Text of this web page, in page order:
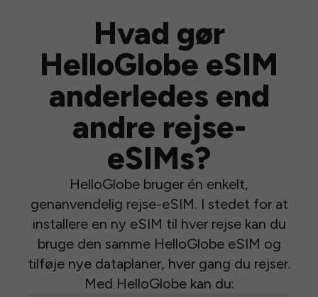
Hvad gør
HelloGlobe eSIM
anderledes end
andre rejse-
eSIMs?
HelloGlobe bruger én enkelt,
genanvendelig rejse-eSIM. I stedet for at
installere en ny eSIM til hver rejse kan du
bruge den samme HelloGlobe eSIM og
tilføje nye dataplaner, hver gang du rejser.
Med HelloGlobe kan du: